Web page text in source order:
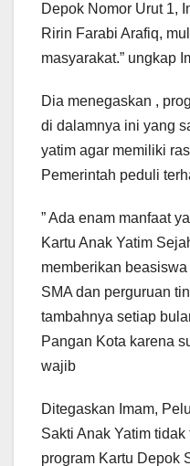
Depok Nomor Urut 1,
Ririn Farabi Arafiq,
masyarakat.” ungkap
Dia menegaskan ,
di dalamnya ini yang
yatim agar memiliki
Pemerintah peduli
” Ada enam manfaat
Kartu Anak Yatim
memberikan
SMA dan perguruan
tambahnya setiap
Pangan Kota karena
wajib
Ditegaskan Imam,
Sakti Anak Yatim
program Kartu Depok